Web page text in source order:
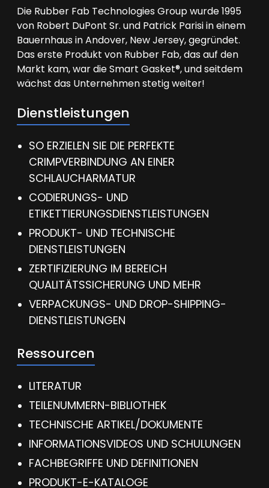
Die Rubber Fab Technologies Group wurde 1995
von Robert DuPont Sr. und Patrick Parisi in einem
Bauernhaus in Andover, New Jersey, gegründet.
Das erste Produkt von Rubber Fab, das auf den
Markt kam, war die Smart Gasket®, und seitdem
wächst das Unternehmen stetig weiter!
Dienstleistungen
SO ERZIELEN SIE DIE PERFEKTE
CRIMPVERBINDUNG AN EINER
SCHLAUCHARMATUR
CODIERUNGS- UND
ETIKETTIERUNGSDIENSTLEISTUNGEN
PRODUKT- UND TECHNISCHE
DIENSTLEISTUNGEN
ZERTIFIZIERUNG IM BEREICH
QUALITÄTSSICHERUNG UND MEHR
VERPACKUNGS- UND DROP-SHIPPING-
DIENSTLEISTUNGEN
Ressourcen
LITERATUR
TEILENUMMERN-BIBLIOTHEK
TECHNISCHE ARTIKEL/DOKUMENTE
INFORMATIONSVIDEOS UND SCHULUNGEN
FACHBEGRIFFE UND DEFINITIONEN
PRODUKT-E-KATALOGE